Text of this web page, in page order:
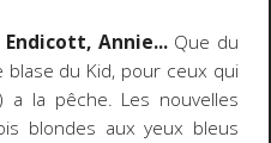
Annie...Que du
du Kid, pour ceux qui
a la pêche. Les nouvelles
blondes aux yeux bleus